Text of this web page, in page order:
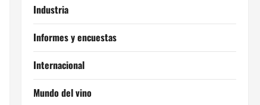
Industria
Informes y encuestas
Internacional
Mundo del vino